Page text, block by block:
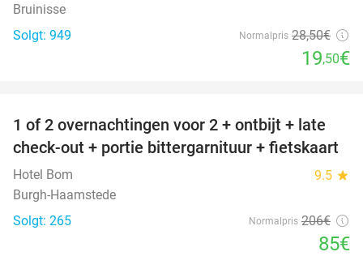
Bruinisse
Solgt: 949
Normalpris 28,50€
19,50€
59%
1 of 2 overnachtingen voor 2 + ontbijt + late
check-out + portie bittergarnituur + fietskaart
Hotel Bom 9.5 star
Burgh-Haamstede
Solgt: 265
Normalpris 206€
85€